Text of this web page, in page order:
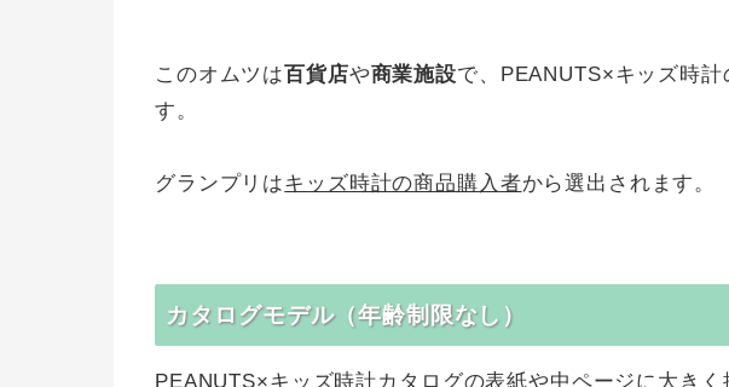
このオムツは百貨店や商業施設で、PEANUTS×キッズ時
す。
グランプリはキッズ時計の商品購入者から選出されます。
カタログモデル（年齢制限なし）
PEANUTS×キッズ時計カタログの表紙や中ページに大き